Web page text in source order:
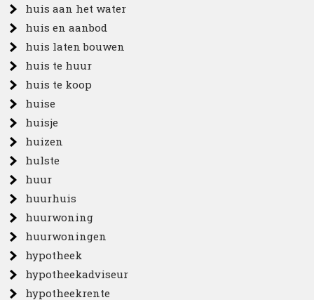
huis aan het water
huis en aanbod
huis laten bouwen
huis te huur
huis te koop
huise
huisje
huizen
hulste
huur
huurhuis
huurwoning
huurwoningen
hypotheek
hypotheekadviseur
hypotheekrente